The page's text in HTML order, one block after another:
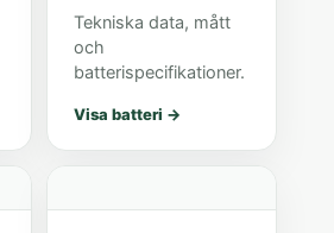
Tekniska data, mått
och
batterispecifikationer.
Visa batteri →